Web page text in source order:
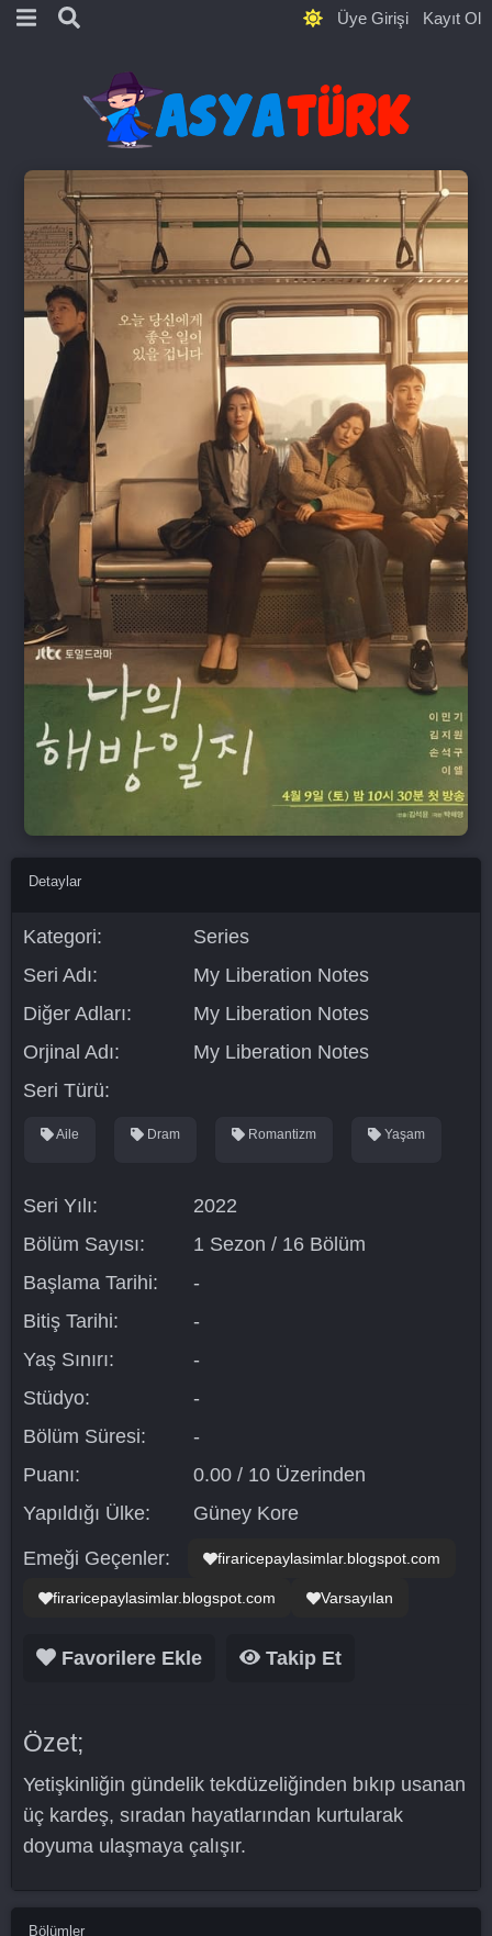
Üye Girişi Kayıt Ol
Detaylar
Kategori:
Series
Seri Adı:
My Liberation Notes
Diğer Adları:
My Liberation Notes
Orjinal Adı:
My Liberation Notes
Seri Türü:
Aile Dram Romantizm Yaşam
Seri Yılı:
2022
Bölüm Sayısı:
1 Sezon / 16 Bölüm
Başlama Tarihi:
-
Bitiş Tarihi:
-
Yaş Sınırı:
-
Stüdyo:
-
Bölüm Süresi:
-
Puanı:
0.00 / 10 Üzerinden
Yapıldığı Ülke:
Güney Kore
Emeği Geçenler: firaricepaylasimlar.blogspot.com
firaricepaylasimlar.blogspot.com Varsayılan
Favorilere Ekle Takip Et
Özet;
Yetişkinliğin gündelik tekdüzeliğinden bıkıp usanan
üç kardeş, sıradan hayatlarından kurtularak
doyuma ulaşmaya çalışır.
Bölümler